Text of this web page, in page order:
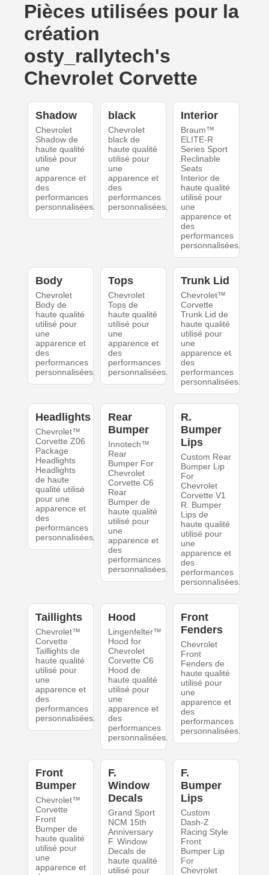
Pièces utilisées pour la
création
osty_rallytech's
Chevrolet Corvette
Shadow
Chevrolet
Shadow de
haute qualité
utilisé pour
une
apparence et
des
performances
personnalisées.
black
Chevrolet
black de
haute qualité
utilisé pour
une
apparence et
des
performances
personnalisées.
Interior
Braum™
ELITE-R
Series Sport
Reclinable
Seats
Interior de
haute qualité
utilisé pour
une
apparence et
des
performances
personnalisées.
Body
Chevrolet
Body de
haute qualité
utilisé pour
une
apparence et
des
performances
personnalisées.
Tops
Chevrolet
Tops de
haute qualité
utilisé pour
une
apparence et
des
performances
personnalisées.
Trunk Lid
Chevrolet™
Corvette
Trunk Lid de
haute qualité
utilisé pour
une
apparence et
des
performances
personnalisées.
Headlights
Chevrolet™
Corvette Z06
Package
Headlights
Headlights
de haute
qualité utilisé
pour une
apparence et
des
performances
personnalisées.
Rear
Bumper
Innotech™
Rear
Bumper For
Chevrolet
Corvette C6
Rear
Bumper de
haute qualité
utilisé pour
une
apparence et
des
performances
personnalisées.
R.
Bumper
Lips
Custom Rear
Bumper Lip
For
Chevrolet
Corvette V1
R. Bumper
Lips de
haute qualité
utilisé pour
une
apparence et
des
performances
personnalisées.
Taillights
Chevrolet™
Corvette
Taillights de
haute qualité
utilisé pour
une
apparence et
des
performances
personnalisées.
Hood
Lingenfelter™
Hood for
Chevrolet
Corvette C6
Hood de
haute qualité
utilisé pour
une
apparence et
des
performances
personnalisées.
Front
Fenders
Chevrolet
Front
Fenders de
haute qualité
utilisé pour
une
apparence et
des
performances
personnalisées.
Front
Bumper
Chevrolet™
Corvette
Front
Bumper de
haute qualité
utilisé pour
une
apparence et
F.
Window
Decals
Grand Sport
NCM 15th
Anniversary
F. Window
Decals de
haute qualité
utilisé pour
F.
Bumper
Lips
Custom
Dash-Z
Racing Style
Front
Bumper Lip
For
Chevrolet